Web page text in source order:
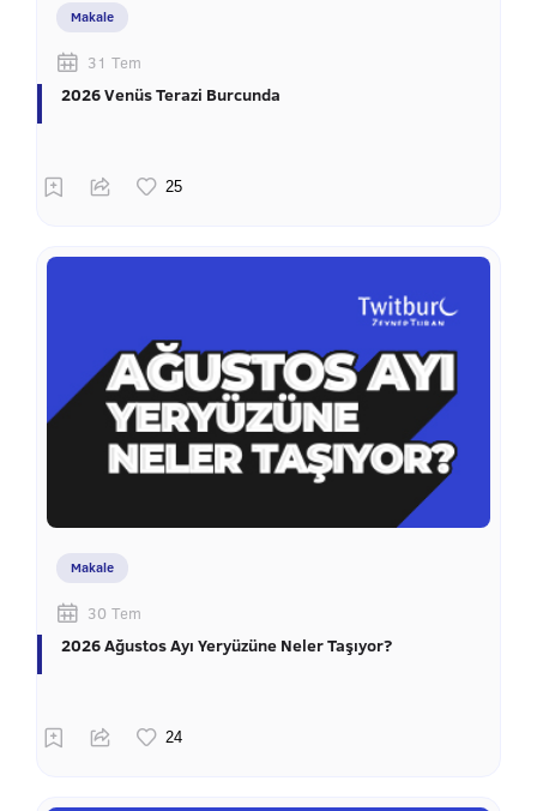
Makale
31 Tem
2026 Venüs Terazi Burcunda
Makale
30 Tem
2026 Ağustos Ayı Yeryüzüne Neler Taşıyor?